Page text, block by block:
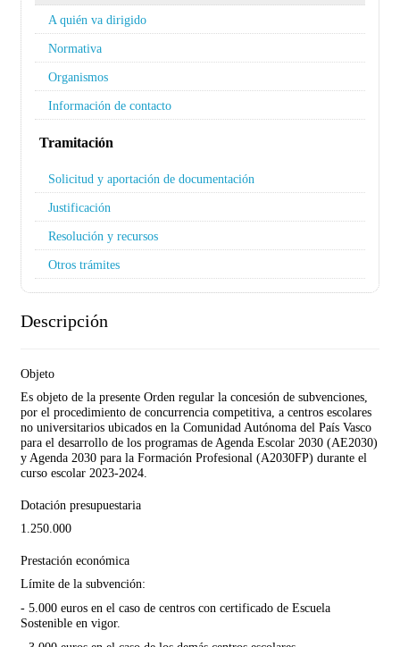
A quién va dirigido
Normativa
Organismos
Información de contacto
Tramitación
Solicitud y aportación de documentación
Justificación
Resolución y recursos
Otros trámites
Descripción
Objeto
Es objeto de la presente Orden regular la concesión de subvenciones,
por el procedimiento de concurrencia competitiva, a centros escolares
no universitarios ubicados en la Comunidad Autónoma del País Vasco
para el desarrollo de los programas de Agenda Escolar 2030 (AE2030)
y Agenda 2030 para la Formación Profesional (A2030FP) durante el
curso escolar 2023-2024
Dotación presupuestaria
1.250.000
Prestación económica
Límite de la subvención:
- 5.000 euros en el caso de centros con certificado de Escuela
Sostenible en vigor.